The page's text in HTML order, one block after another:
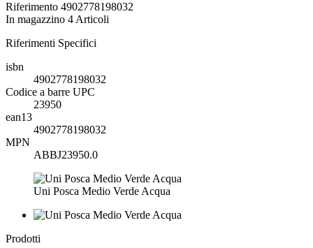
Riferimento 4902778198032
In magazzino 4 Articoli
Riferimenti Specifici
isbn
4902778198032
Codice a barre UPC
23950
ean13
4902778198032
MPN
ABBJ23950.0
Uni Posca Medio Verde Acqua
Prodotti